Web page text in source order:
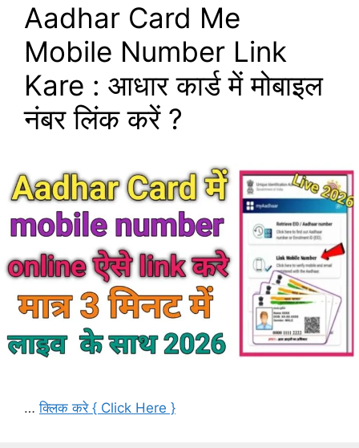
Aadhar Card Me
Mobile Number Link
Kare : आधार कार्ड में मोबाइल
नंबर लिंक करें ?
…क्लिक करे { Click Here }